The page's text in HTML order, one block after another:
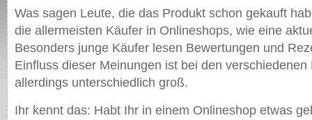
Was sagen Leute, die das Produkt schon gekauft
die allermeisten Käufer in Onlineshops, wie eine
Besonders junge Käufer lesen Bewertungen und
Einfluss dieser Meinungen ist bei den verschiedenen
allerdings unterschiedlich groß.
Ihr kennt das: Habt Ihr in einem Onlineshop etwas